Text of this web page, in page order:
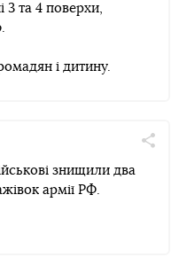
3 та 4 поверхи,
і дитину.
Twitter
знищили два
армії РФ.